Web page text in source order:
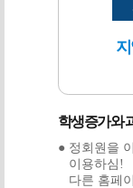
학생증가와
● 정회원을
이용하심!
다른 홈페